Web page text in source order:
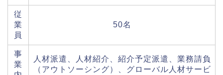
従
業
員
50名
事
業
人材派遣、人材紹介、紹介予定派遣、業務請負
（アウトソーシング）、グローバル人材サービ